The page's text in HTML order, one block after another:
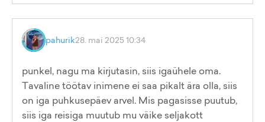
pahurik28. mai 2025 10:34
punkel, nagu ma kirjutasin, siis igaühele oma.
Tavaline töötav inimene ei saa pikalt ära olla, siis
on iga puhkusepäev arvel. Mis pagasisse puutub,
siis iga reisiga muutub mu väike seljakott